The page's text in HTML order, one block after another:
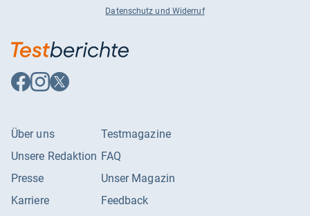
Datenschutz und Widerruf
Auf
Facebook
Auf
Instagram
Auf
X
Über uns
Unsere Redaktion
Presse
Karriere
Testmagazine
FAQ
Unser Magazin
Feedback